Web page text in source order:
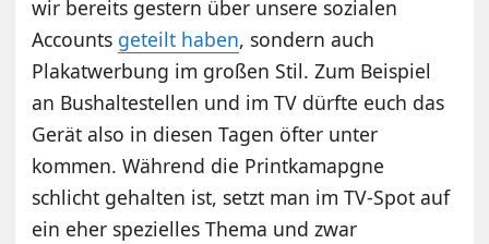
wir bereits gestern über unsere sozialen
Accounts geteilt haben, sondern auch
Plakatwerbung im großen Stil. Zum Beispiel
an Bushaltestellen und im TV dürfte euch das
Gerät also in diesen Tagen öfter unter
kommen. Während die Printkamapgne
schlicht gehalten ist, setzt man im TV-Spot auf
ein eher spezielles Thema und zwar